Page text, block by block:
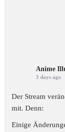
Anime
3 days ago
Der Stream
mit. Denn:
Einige